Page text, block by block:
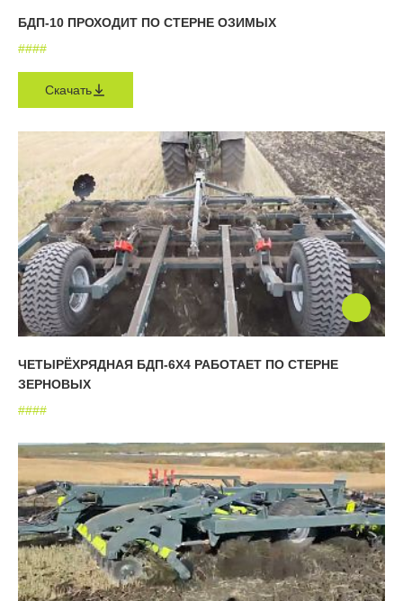
БДП-10 ПРОХОДИТ ПО СТЕРНЕ ОЗИМЫХ
####
Скачать
ЧЕТЫРЁХРЯДНАЯ БДП-6X4 РАБОТАЕТ ПО СТЕРНЕ
ЗЕРНОВЫХ
####